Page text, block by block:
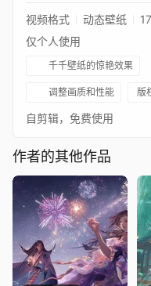
视频格式 动态壁纸
仅个人使用
千千壁纸的惊艳效果
调整画质和性能 版
自剪辑，免费使用
作者的其他作品